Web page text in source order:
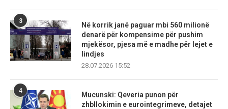
3
Në korrik janë paguar mbi 560 milionë
denarë për kompensime për pushim
mjekësor, pjesa më e madhe për lejet e
lindjes
28.07.2026 15:52
4
Mucunski: Qeveria punon për
zhbllokimin e eurointegrimeve, detajet